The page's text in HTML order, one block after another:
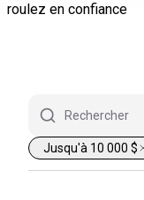
roulez en confiance
Jusqu'à 10 000 $